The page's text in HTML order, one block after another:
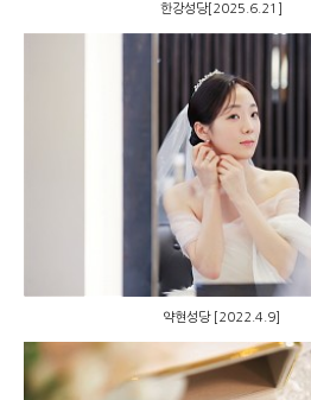
한강성당[2025.6.21]
약현성당 [2022.4.9]
약현성당 [2022.4.9]